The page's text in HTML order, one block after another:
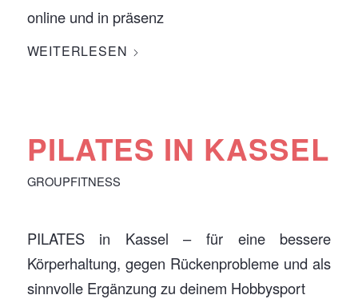
online und in präsenz
WEITERLESEN
PILATES IN KASSEL
GROUPFITNESS
PILATES in Kassel – für eine bessere
Körperhaltung, gegen Rückenprobleme und als
sinnvolle Ergänzung zu deinem Hobbysport